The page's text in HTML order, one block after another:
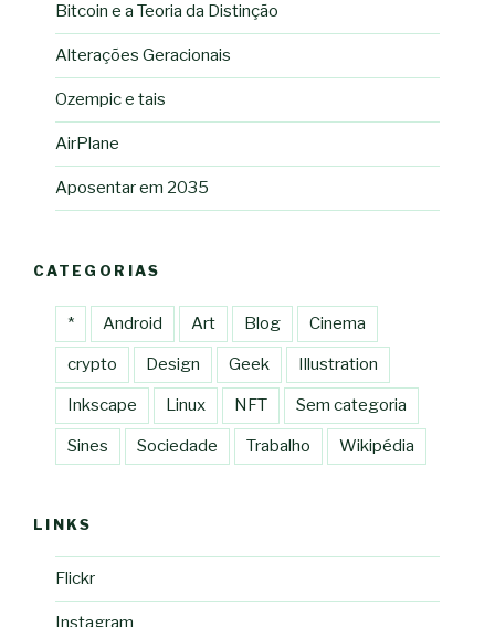
Bitcoin e a Teoria da Distinção
Alterações Geracionais
Ozempic e tais
AirPlane
Aposentar em 2035
CATEGORIAS
* Android Art Blog Cinema
crypto Design Geek Illustration
Inkscape Linux NFT Sem categoria
Sines Sociedade Trabalho Wikipédia
LINKS
Flickr